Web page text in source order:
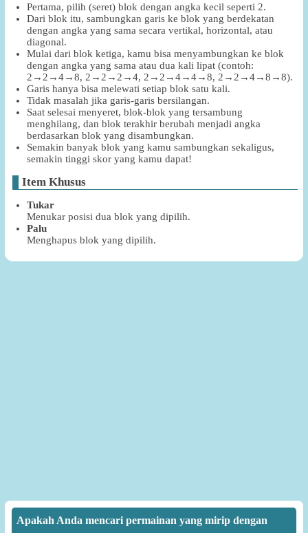
Pertama, pilih (seret) blok dengan angka kecil seperti 2.
Dari blok itu, sambungkan garis ke blok yang berdekatan
dengan angka yang sama secara vertikal, horizontal, atau
diagonal.
Mulai dari blok ketiga, kamu bisa menyambungkan ke blok
dengan angka yang sama atau dua kali lipat (contoh:
2→2→4→8, 2→2→2→4, 2→2→4→4→8, 2→2→4→8→8).
Garis hanya bisa melewati setiap blok satu kali.
Tidak masalah jika garis-garis bersilangan.
Saat selesai menyeret, blok-blok yang tersambung
menghilang, dan blok terakhir berubah menjadi angka
berdasarkan blok yang disambungkan.
Semakin banyak blok yang kamu sambungkan sekaligus,
semakin tinggi skor yang kamu dapat!
Item Khusus
Tukar
Menukar posisi dua blok yang dipilih.
Palu
Menghapus blok yang dipilih.
Apakah Anda mencari permainan yang mirip dengan